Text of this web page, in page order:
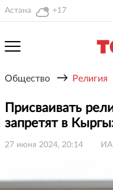
Астана +17
Общество → Религия
Присваивать
запретят в
27 июня 2024, 20:14 ИА